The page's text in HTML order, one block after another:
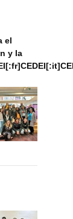
el
y la